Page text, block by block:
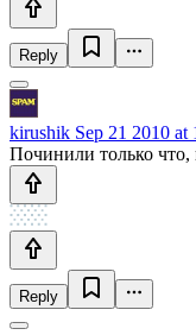
Reply
kirushik Sep 21 2010 at
Починили только что,
Reply